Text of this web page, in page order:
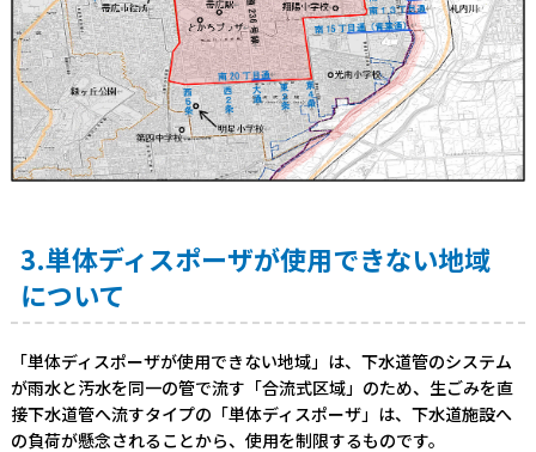
3.単体ディスポーザが使用できない地域
について
「単体ディスポーザが使用できない地域」は、下水道管のシステム
が雨水と汚水を同一の管で流す「合流式区域」のため、生ごみを直
接下水道管へ流すタイプの「単体ディスポーザ」は、下水道施設へ
の負荷が懸念されることから、使用を制限するものです。